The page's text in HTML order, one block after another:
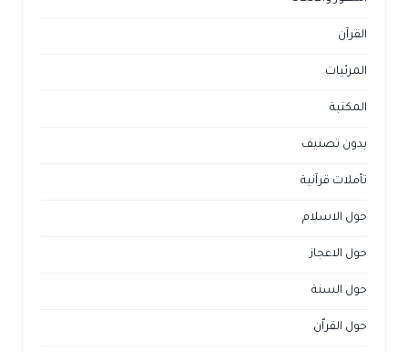
القرآن
المرئيات
المكتبة
بدون تصنيف
تأملات قرآنية
حول الاسلام
حول الاعجاز
حول السنة
حول القراّن